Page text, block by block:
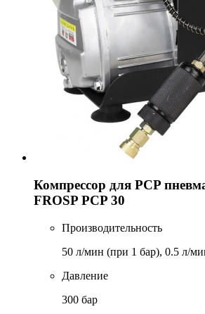
Компрессор для PCP
FROSP PCP 30
Производительность
50 л/мин (при 1 бар), 0.5 л/
Давление
300 бар